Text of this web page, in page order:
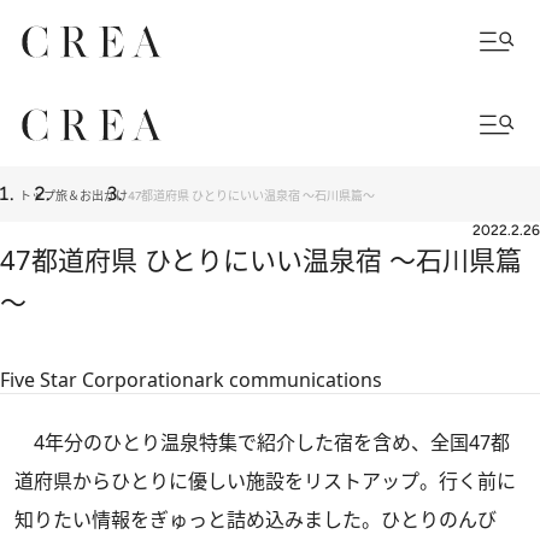
トップ旅＆お出かけ47都道府県 ひとりにいい温泉宿 ～石川県篇～
2022.2.26
47都道府県 ひとりにいい温泉宿 ～石川県篇
～
Five Star Corporationark communications
4年分のひとり温泉特集で紹介した宿を含め、全国47都
道府県からひとりに優しい施設をリストアップ。行く前に
知りたい情報をぎゅっと詰め込みました。ひとりのんび